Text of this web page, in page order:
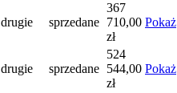
drugie sprzedane
367
710,00
zł
Pokaż
drugie sprzedane
524
544,00
zł
Pokaż